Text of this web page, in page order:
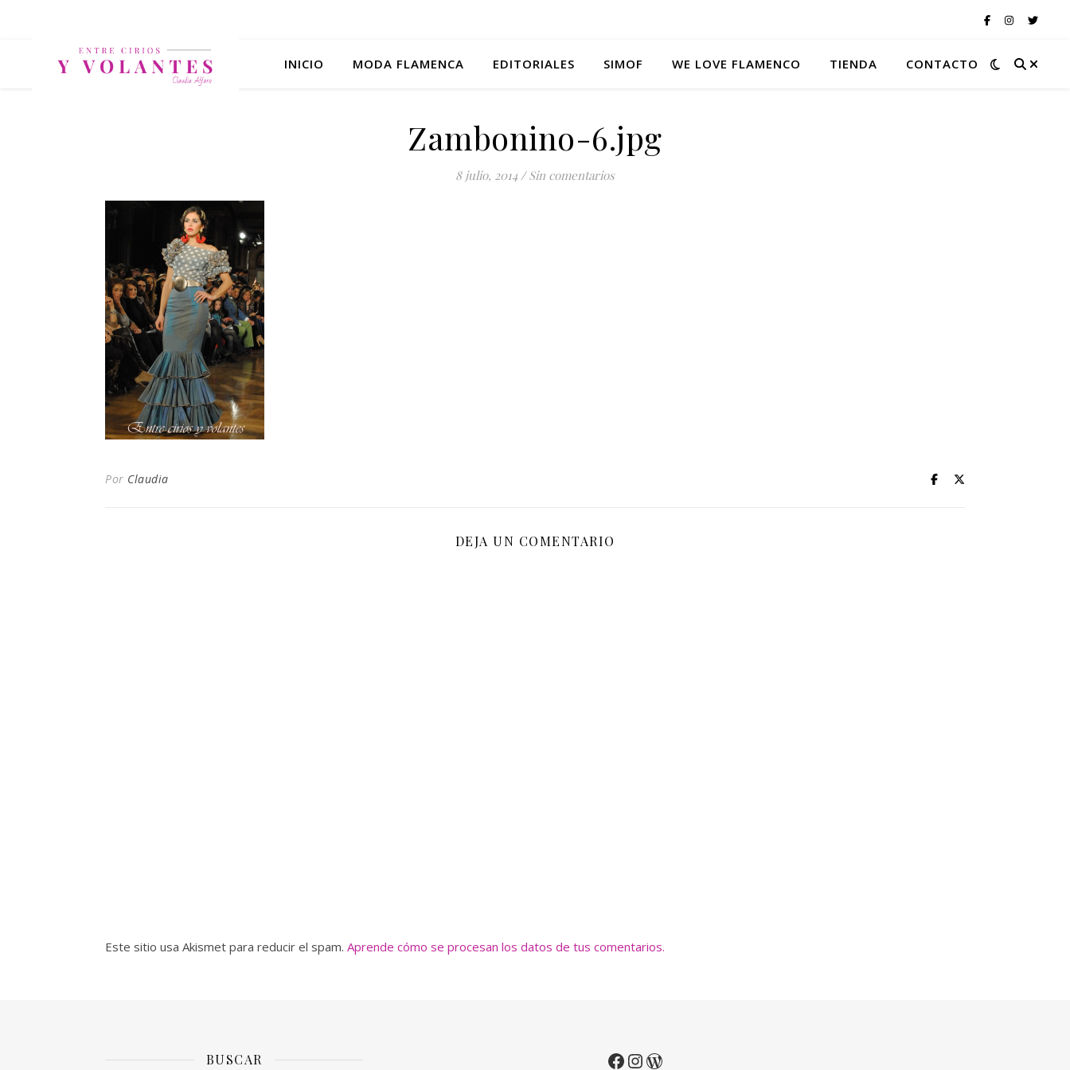
INICIO MODA FLAMENCA EDITORIALES SIMOF WE LOVE FLAMENCO TIENDA CONTACTO
Zambonino-6.jpg
8 julio, 2014 / Sin comentarios
Por Claudia
DEJA UN COMENTARIO
Este sitio usa Akismet para reducir el spam. Aprende cómo se procesan los datos de tus comentarios.
BUSCAR